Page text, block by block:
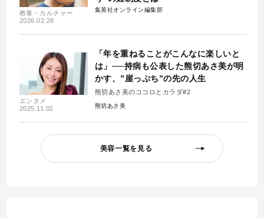
教養・カルチャー
2026.02.28
集英社オンライン編集部
エンタメ
2025.11.02
「年を重ねることがこんなに楽しいと
は」──持病も公表した熊切あさ美が明
かす、”崖っぷち”の先の人生
熊切あさ美のココロとカラダ#2
熊切あさ美
美容一覧を見る